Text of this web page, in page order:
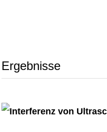
Ergebnisse